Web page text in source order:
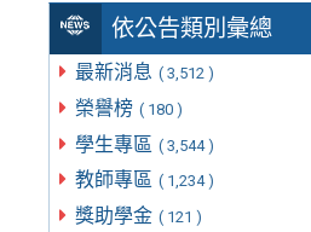
依公告類別彙總
最新消息 ( 3,512 )
榮譽榜 ( 180 )
學生專區 ( 3,544 )
教師專區 ( 1,234 )
獎助學金 ( 121 )